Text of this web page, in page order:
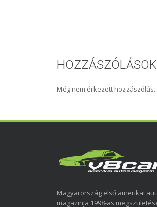
HOZZÁSZÓLÁSOK
Még nem érkezett
Magyarország első amerikai
magazinja 1998-as